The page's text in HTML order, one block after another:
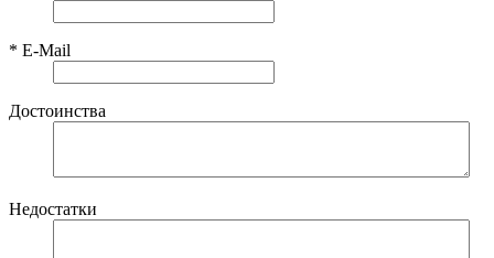
* E-Mail
Достоинства
Недостатки